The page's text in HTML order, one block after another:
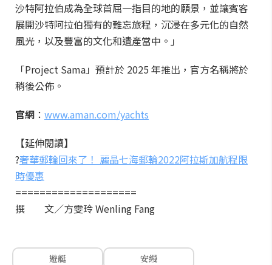
沙特阿拉伯成為全球首屈一指目的地的願景，並讓賓客
展開沙特阿拉伯獨有的難忘旅程，沉浸在多元化的自然
風光，以及豐富的文化和遺產當中。」
「Project Sama」預計於 2025 年推出，官方名稱將於
稍後公佈。
官網 ： www.aman.com/yachts
【延伸閱讀】
?奢華郵輪回來了！ 麗晶七海郵輪2022阿拉斯加航程限
時優惠
====================
撰 文／方雯玲 Wenling Fang
遊艇
安縵